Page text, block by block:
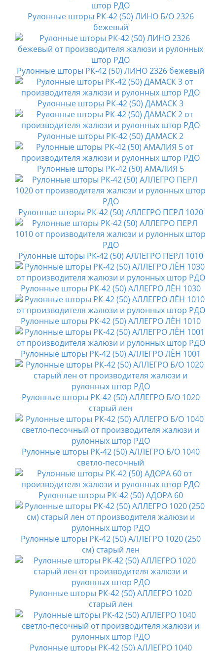
Рулонные шторы РК-42 (50) ЛИНО Б/О 2326
бежевый
Рулонные шторы РК-42 (50) ЛИНО 2326 бежевый
Рулонные шторы РК-42 (50) ДАМАСК 3
Рулонные шторы РК-42 (50) ДАМАСК 2
Рулонные шторы РК-42 (50) АМАЛИЯ 5
Рулонные шторы РК-42 (50) АЛЛЕГРО ПЕРЛ 1020
Рулонные шторы РК-42 (50) АЛЛЕГРО ПЕРЛ 1010
Рулонные шторы РК-42 (50) АЛЛЕГРО ЛЁН 1030
Рулонные шторы РК-42 (50) АЛЛЕГРО ЛЁН 1010
Рулонные шторы РК-42 (50) АЛЛЕГРО ЛЁН 1001
Рулонные шторы РК-42 (50) АЛЛЕГРО Б/О 1020
старый лен
Рулонные шторы РК-42 (50) АЛЛЕГРО Б/О 1040
светло-песочный
Рулонные шторы РК-42 (50) АДОРА 60
Рулонные шторы РК-42 (50) АЛЛЕГРО 1020 (250
см) старый лен
Рулонные шторы РК-42 (50) АЛЛЕГРО 1020
старый лен
Рулонные шторы РК-42 (50) АЛЛЕГРО 1040